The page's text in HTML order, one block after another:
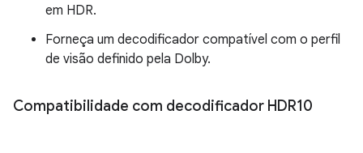
em HDR.
Forneça um decodificador compatível com o perfil
de visão definido pela Dolby.
Compatibilidade com decodificador HDR10